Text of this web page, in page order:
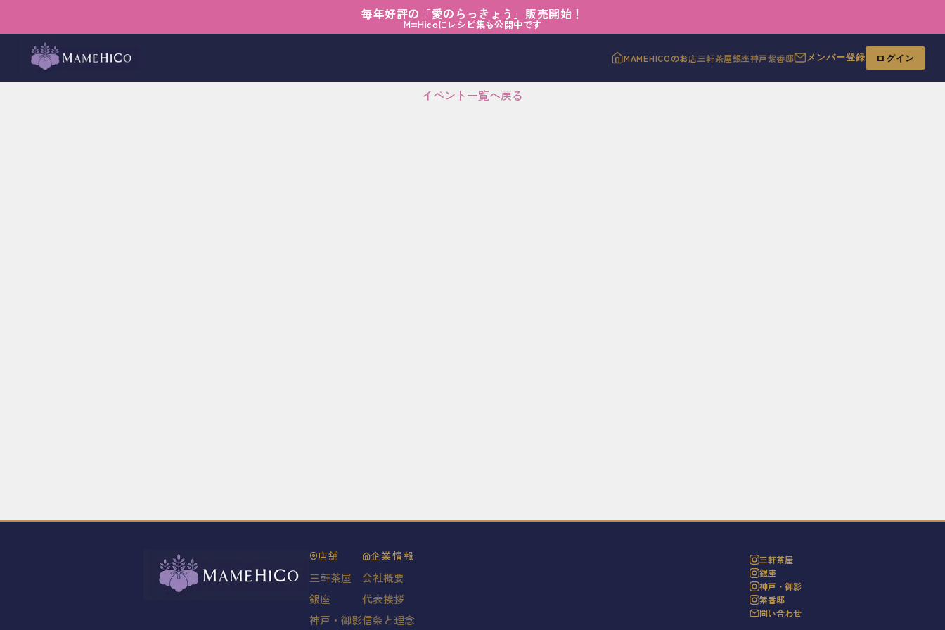
毎年好評の「愛のらっきょう」販売開始！
M=Hicoにレシピ集も公開中です
MAMEHICOのお店三軒茶屋銀座神戸紫香邸 メンバー登録 ログイン
イベント一覧へ戻る
店舗
三軒茶屋
銀座
神戸・御影
企業情報
会社概要
代表挨拶
信条と理念
三軒茶屋
銀座
神戸・御影
紫香邸
問い合わせ